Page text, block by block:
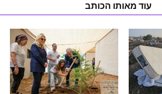
עוד מאותו הכותב